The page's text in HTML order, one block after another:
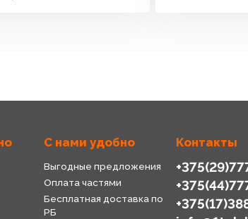
С нами удобно
Выгодные предложения
Оплата частями
Бесплатная доставка по
РБ
Контакты